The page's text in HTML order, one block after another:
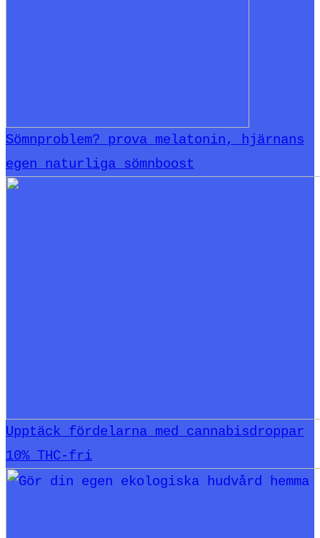
Sömnproblem? prova melatonin, hjärnans
egen naturliga sömnboost
Upptäck fördelarna med cannabisdroppar
10% THC-fri